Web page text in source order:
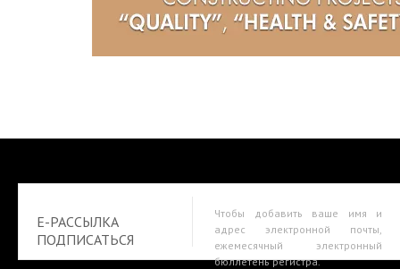
E-РАССЫЛКА
ПОДПИСАТЬСЯ
Чтобы добавить ваше имя и
адрес электронной почты,
ежемесячный электронный
бюллетень регистра.